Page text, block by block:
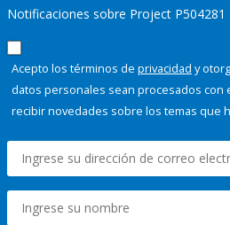
Notificaciones sobre Project P504281
Acepto los términos de privacidad y
datos personales sean procesados con
recibir novedades sobre los temas que